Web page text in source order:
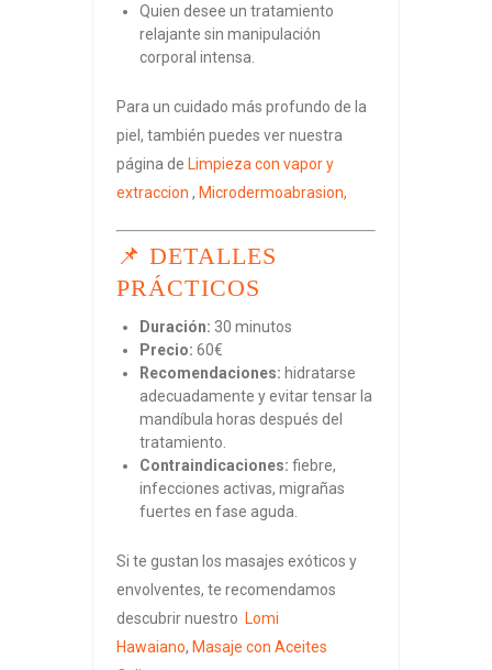
Quien desee un tratamiento
relajante sin manipulación
corporal intensa.
Para un cuidado más profundo de la
piel, también puedes ver nuestra
página de Limpieza con vapor y
extraccion , Microdermoabrasion,
📌 DETALLES
PRÁCTICOS
Duración: 30 minutos
Precio: 60€
Recomendaciones: hidratarse
adecuadamente y evitar tensar la
mandíbula horas después del
tratamiento.
Contraindicaciones: fiebre,
infecciones activas, migrañas
fuertes en fase aguda.
Si te gustan los masajes exóticos y
envolventes, te recomendamos
descubrir nuestro Lomi
Hawaiano, Masaje con Aceites